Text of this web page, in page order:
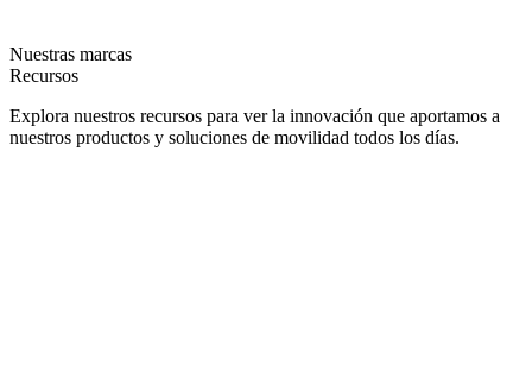
Nuestras marcas
Recursos
Explora nuestros recursos para ver la innovación que aportamos a
nuestros productos y soluciones de movilidad todos los días.